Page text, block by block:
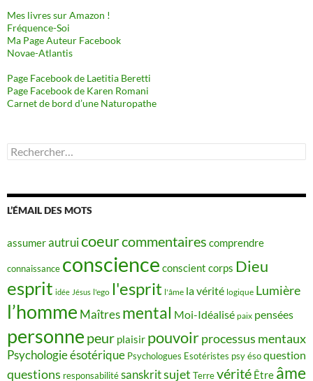
Mes livres sur Amazon !
Fréquence-Soi
Ma Page Auteur Facebook
Novae-Atlantis
Page Facebook de Laetitia Beretti
Page Facebook de Karen Romani
Carnet de bord d’une Naturopathe
Rechercher :
L’ÉMAIL DES MOTS
assumerautruicoeurcommentaires comprendre
connaissance conscience conscient corps Dieu
esprit idée Jésus l'ego l'esprit l'âme la vérité logique Lumière
l’homme Maîtres mental Moi-Idéalisé paix pensées
personne peur plaisir pouvoirprocessus mentaux
Psychologie ésotérique Psychologues Esotéristes psy ésoquestion
questions responsabilitésanskritsujet Terrevérité Être âme